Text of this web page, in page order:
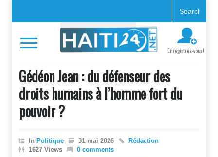
Enregistrez-vous!
Gédéon Jean : du défenseur des
droits humains à l’homme fort du
pouvoir ?
In Politique 31 mai 2026
Rédaction
1627 Views
0 comments